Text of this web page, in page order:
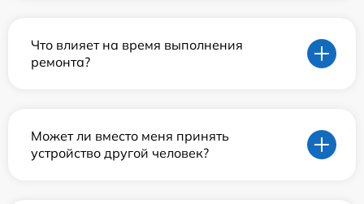
Что влияет на время выполнения
ремонта?
Может ли вместо меня принять
устройство другой человек?